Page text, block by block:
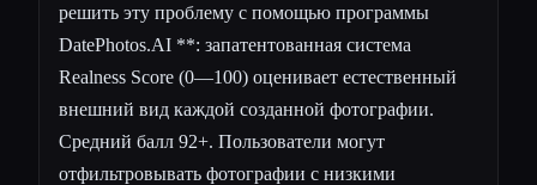
решить эту проблему с помощью программы
DatePhotos.AI **: запатентованная система
Realness Score (0—100) оценивает естественный
внешний вид каждой созданной фотографии.
Средний балл 92+. Пользователи могут
отфильтровывать фотографии с низкими